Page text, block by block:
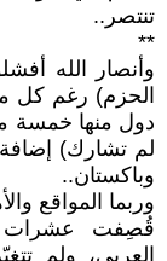
تنتصر..
**
وأنصار الله
دول منها خمسة
لم تشارك)
وباكستان..
وربما المواقع
قُصِفت عشرات
العربي، ولم